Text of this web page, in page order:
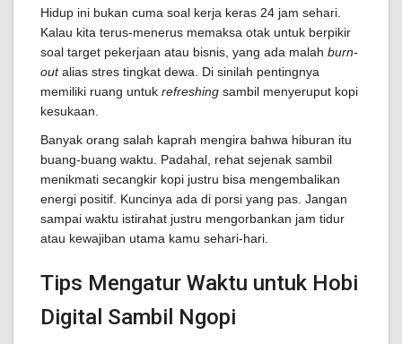
Hidup ini bukan cuma soal kerja keras 24 jam sehari.
Kalau kita terus-menerus memaksa otak untuk berpikir
soal target pekerjaan atau bisnis, yang ada malah burn-
outalias stres tingkat dewa. Di sinilah pentingnya
memiliki ruang untuk refreshing sambil menyeruput kopi
kesukaan.
Banyak orang salah kaprah mengira bahwa hiburan itu
buang-buang waktu. Padahal, rehat sejenak sambil
menikmati secangkir kopi justru bisa mengembalikan
energi positif. Kuncinya ada di porsi yang pas. Jangan
sampai waktu istirahat justru mengorbankan jam tidur
atau kewajiban utama kamu sehari-hari.
Tips Mengatur Waktu untuk Hobi
Digital Sambil Ngopi